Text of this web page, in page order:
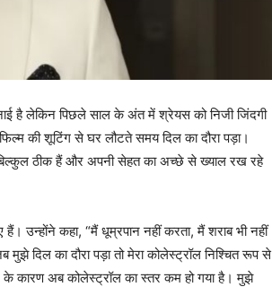
है लेकिन पिछले साल के अंत में श्रेयस को निजी जिंदगी
की शूटिंग से घर लौटते समय दिल का दौरा पड़ा।
ठीक हैं और अपनी सेहत का अच्छे से ख्याल रख रहे
कहा, “मैं धूम्रपान नहीं करता, मैं शराब भी नहीं
दिल का दौरा पड़ा तो मेरा कोलेस्ट्रॉल निश्चित रूप से
के कारण अब कोलेस्ट्रॉल का स्तर कम हो गया है। मुझे